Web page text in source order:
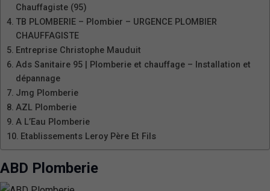
Chauffagiste (95)
TB PLOMBERIE – Plombier – URGENCE PLOMBIER
CHAUFFAGISTE
Entreprise Christophe Mauduit
Ads Sanitaire 95 | Plomberie et chauffage – Installation et
dépannage
Jmg Plomberie
AZL Plomberie
A L’Eau Plomberie
Etablissements Leroy Père Et Fils
ABD Plomberie